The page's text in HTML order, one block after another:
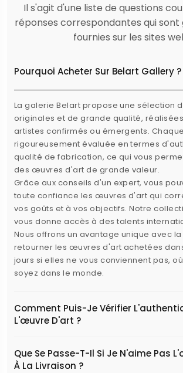
Il s'agit d'une liste de questions
réponses correspondantes qui
fournies sur les sites
Pourquoi Acheter Sur Belart Gallery ?
La galerie Belart propose une sélection
originales et de grande qualité,
artistes confirmés ou émergents.
rigoureusement évaluée en termes
qualité de fabrication, ce qui vous
des œuvres d'art de grande valeur.
Grâce aux conseils d'un expert, vous
toute confiance les œuvres d'art qui
vos goûts et à vos objectifs. Notre
vous donne accès à des talents
Nous offrons un avantage unique avec
retourner les œuvres d'art achetées
jours si elles ne vous conviennent pas,
soyez dans le monde.
Comment Puis-Je Vérifier
L'œuvre D'art ?
Que Se Passe-T-Il Si Je N'aime Pas
À La Livraison ?